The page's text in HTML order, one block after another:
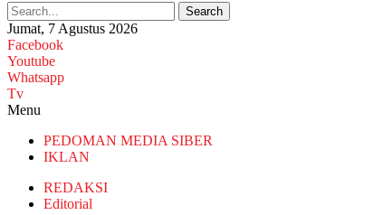
Search
Jumat, 7 Agustus 2026
Facebook
Youtube
Whatsapp
Tv
Menu
PEDOMAN MEDIA SIBER
IKLAN
REDAKSI
Editorial